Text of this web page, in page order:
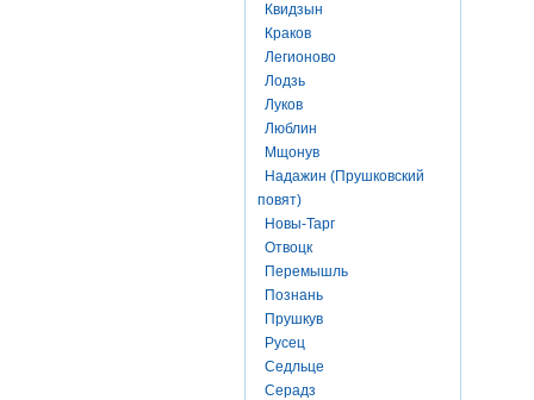
Квидзын
Краков
Легионово
Лодзь
Луков
Люблин
Мщонув
Надажин (Прушковский
повят)
Новы-Тарг
Отвоцк
Перемышль
Познань
Прушкув
Русец
Седльце
Серадз